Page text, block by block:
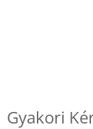
Gyakori